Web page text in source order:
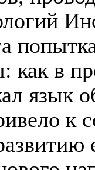
как в
язык
к